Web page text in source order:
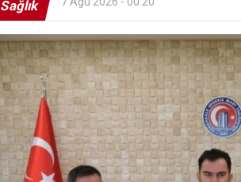
Sağlık